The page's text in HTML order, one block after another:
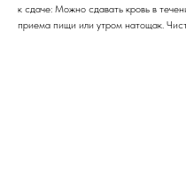
к сдаче: Можно сдавать кровь в
приема пищи или утром натощак.